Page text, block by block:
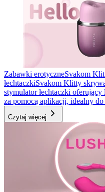
Zabawki erotyczneSvakom
łechtaczkiSvakom Klitty
stymulator łechtaczki
za pomocą aplikacji, idealny
Czytaj więcej